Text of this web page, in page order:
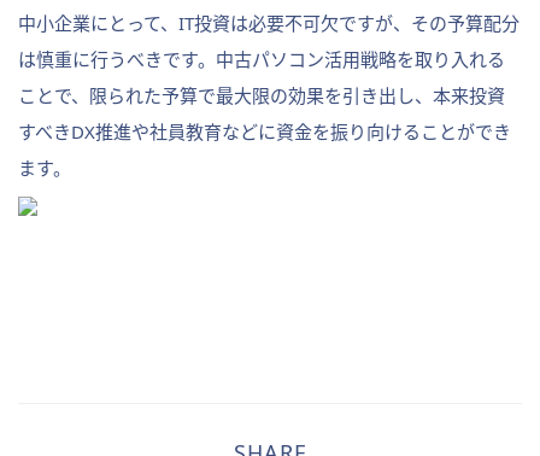
中小企業にとって、IT投資は必要不可欠ですが、その予算配分
は慎重に行うべきです。中古パソコン活用戦略を取り入れる
ことで、限られた予算で最大限の効果を引き出し、本来投資
すべきDX推進や社員教育などに資金を振り向けることができ
ます。